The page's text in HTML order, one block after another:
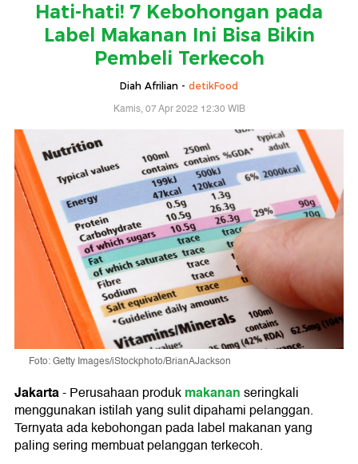
Hati-hati! 7 Kebohongan pada
Label Makanan Ini Bisa Bikin
Pembeli Terkecoh
Diah Afrilian - detikFood
Kamis, 07 Apr 2022 12:30 WIB
Foto: Getty Images/iStockphoto/BrianAJackson
Jakarta-Perusahaan produkmakananseringkali
menggunakan istilah yang sulit dipahami pelanggan.
Ternyata ada kebohongan pada label makanan yang
paling sering membuat pelanggan terkecoh.